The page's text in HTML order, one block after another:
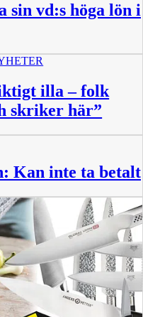
sin vd:s höga lön i
illa – folk
skriker här”
Kan inte ta betalt